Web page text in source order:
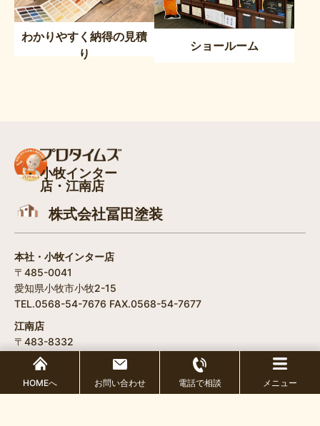
わかりやすく納得の見積
り
ショールーム
小牧インター
店・江南店
株式会社冨田塗装
本社・小牧インター店
〒485-0041
愛知県小牧市小牧2-15
TEL.0568-54-7676 FAX.0568-54-7677
江南店
〒483-8332
愛知県江南市飛高町門野189
TEL.0587-50-8901 FAX.0587-50-8902
HOMEへ お問い合わせ 電話で相談 メニュー